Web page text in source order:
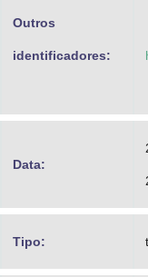
Outros
identificadores:
Data:
Tipo: